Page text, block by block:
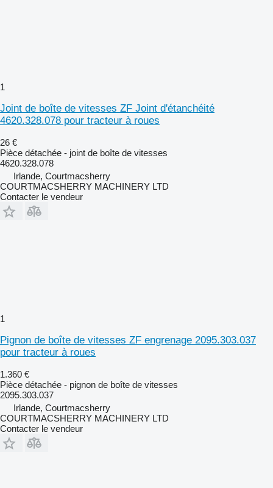
1
Joint de boîte de vitesses ZF Joint d'étanchéité
4620.328.078 pour tracteur à roues
26 €
Pièce détachée - joint de boîte de vitesses
4620.328.078
Irlande, Courtmacsherry
COURTMACSHERRY MACHINERY LTD
Contacter le vendeur
1
Pignon de boîte de vitesses ZF engrenage 2095.303.037
pour tracteur à roues
1.360 €
Pièce détachée - pignon de boîte de vitesses
2095.303.037
Irlande, Courtmacsherry
COURTMACSHERRY MACHINERY LTD
Contacter le vendeur